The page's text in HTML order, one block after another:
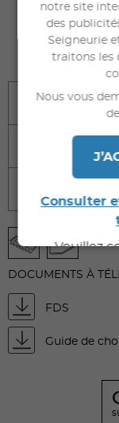
Bénéfices
DOCUMENTS À
FDS
Guide de
notre site
des
Seigneurie
traitons les
Nous vous
Consulter
Veuillez